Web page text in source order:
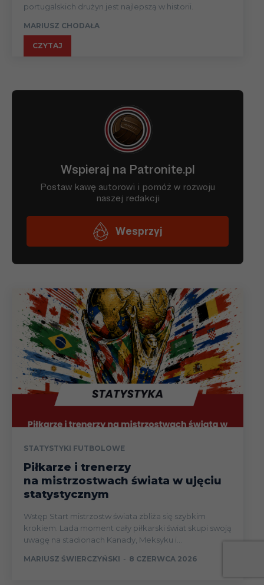
portugalskich drużyn jest najlepszą w historii.
MARIUSZ CHODAŁA
CZYTAJ
STATYSTYKI FUTBOLOWE
Piłkarze i trenerzy
na mistrzostwach świata w ujęciu
statystycznym
Wstęp Start mistrzostw świata zbliża się szybkim
krokiem. Lada moment cały piłkarski świat skupi swoją
uwagę na stadionach Kanady, Meksyku i...
MARIUSZ ŚWIERCZYŃSKI - 8 CZERWCA 2026